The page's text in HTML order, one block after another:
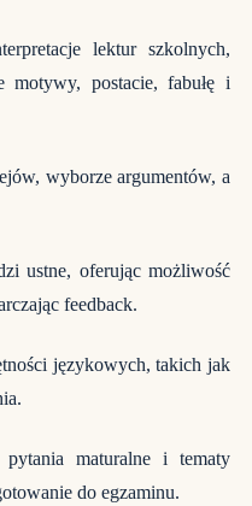
lektur szkolnych,
motywy, postacie, fabułę i
wyborze argumentów, a
ustne, oferując możliwość
feedback.
językowych, takich jak
pytania maturalne i tematy
do egzaminu.